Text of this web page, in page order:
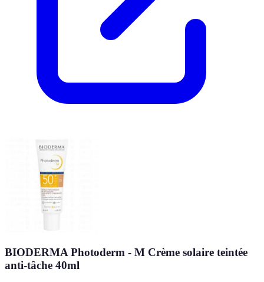
BIODERMA Photoderm - M Crème solaire teintée
anti-tâche 40ml